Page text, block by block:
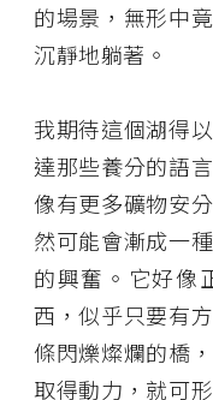
的場景，無形中
沉靜地躺著。
我期待這個湖得
達那些養分的語
像有更多礦物安
然可能會漸成一
的興奮。它好像
西，似乎只要有
條閃爍燦爛的橋
取得動力，就可